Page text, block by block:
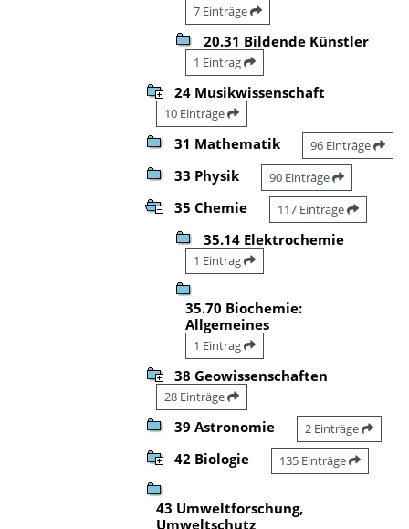
7 Einträge
20.31 Bildende Künstler
1 Eintrag
24 Musikwissenschaft
10 Einträge
31 Mathematik 96 Einträge
33 Physik 90 Einträge
35 Chemie 117 Einträge
35.14 Elektrochemie
1 Eintrag
35.70 Biochemie:
Allgemeines
1 Eintrag
38 Geowissenschaften
28 Einträge
39 Astronomie 2 Einträge
42 Biologie 135 Einträge
43 Umweltforschung,
Umweltschutz